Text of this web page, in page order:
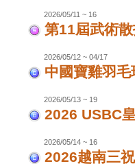
2026/05/11 ~ 16
第11屆武術
2026/05/12 ~ 04/17
中國寶雞羽
2026/05/13 ~ 19
2026 USBC
2026/05/14 ~ 16
2026越南三